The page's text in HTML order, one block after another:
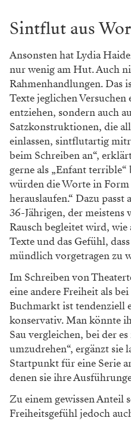
Sintflut aus
Ansonsten hat Lydia
nur wenig am Hut. Auch
Rahmenhandlungen. Das
Texte jeglichen
entziehen, sondern auch
Satzkonstruktionen, die
einlassen, sintflutartig
beim Schreiben an“,
gerne als „Enfant
würden die Worte in
herauslaufen.“ Dazu passt
36-Jährigen, der
Rausch begleitet wird,
Texte und das Gefühl,
mündlich vorgetragen zu
Im Schreiben von
eine andere Freiheit als
Buchmarkt ist tendenziell
konservativ. Man könnte
Sau vergleichen, bei der
umzudrehen“, ergänzt sie
Startpunkt für eine Serie
denen sie ihre
Zu einem gewissen Anteil
Freiheitsgefühl jedoch